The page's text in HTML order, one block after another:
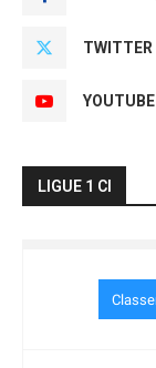
TWITTER
YOUTUBE
LIGUE 1 CI